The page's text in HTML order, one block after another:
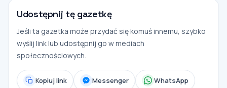
Udostępnij tę gazetkę
Jeśli ta gazetka może przydać się komuś innemu, szybko
wyślij link lub udostępnij go w mediach
społecznościowych.
Kopiuj link Messenger WhatsApp